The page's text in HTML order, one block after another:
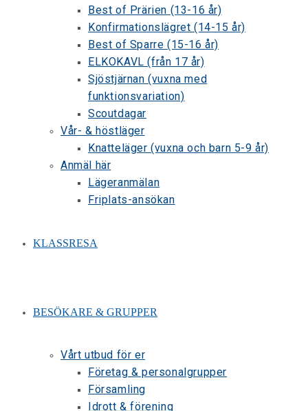
Best of Prärien (13-16 år)
Konfirmationslägret (14-15 år)
Best of Sparre (15-16 år)
ELKOKAVL (från 17 år)
Sjöstjärnan (vuxna med
funktionsvariation)
Scoutdagar
Vår- & höstläger
Knatteläger (vuxna och barn 5-9 år)
Anmäl här
Lägeranmälan
Friplats-ansökan
KLASSRESA
BESÖKARE & GRUPPER
Vårt utbud för er
Företag & personalgrupper
Församling
Idrott & förening